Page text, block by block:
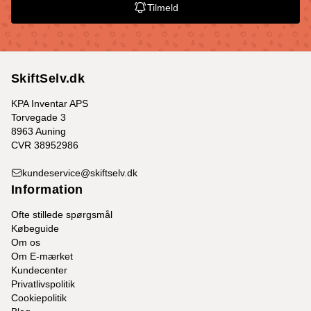
Tilmeld
SkiftSelv.dk
KPA Inventar APS
Torvegade 3
8963 Auning
CVR 38952986
kundeservice@skiftselv.dk
Information
Ofte stillede spørgsmål
Købeguide
Om os
Om E-mærket
Kundecenter
Privatlivspolitik
Cookiepolitik